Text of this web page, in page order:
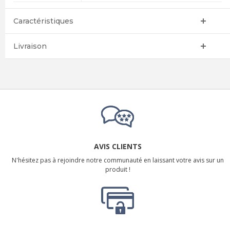
Caractéristiques
Livraison
AVIS CLIENTS
N'hésitez pas à rejoindre notre communauté en laissant votre avis sur un
produit !